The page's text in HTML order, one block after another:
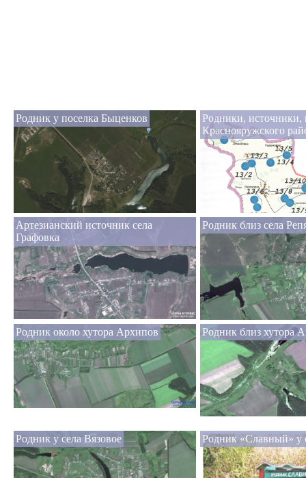
Родник у поселка Быценков
Родники,
Краснояружского
Артезианский источник села
Графовка
Родник близ села
Родник около хутора Архипов Родник близ хутора
Родник у села Вязовое Родник «Славный» у